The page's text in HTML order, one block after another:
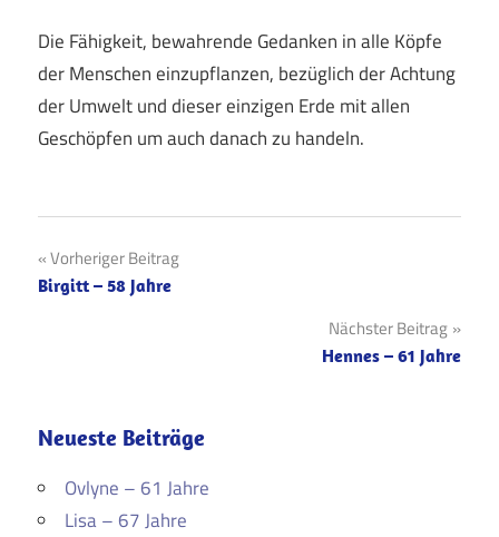
Die Fähigkeit, bewahrende Gedanken in alle Köpfe
der Menschen einzupflanzen, bezüglich der Achtung
der Umwelt und dieser einzigen Erde mit allen
Geschöpfen um auch danach zu handeln.
Beitragsnavigation
Vorheriger Beitrag
Birgitt – 58 Jahre
Nächster Beitrag
Hennes – 61 Jahre
Neueste Beiträge
Ovlyne – 61 Jahre
Lisa – 67 Jahre